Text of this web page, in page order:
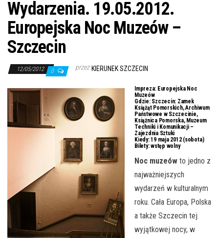
Wydarzenia. 19.05.2012.
Europejska Noc Muzeów –
Szczecin
12/05/2012 0 przez KIERUNEK SZCZECIN
Impreza: Europejska Noc
Muzeów
Gdzie:Szczecin: Zamek
Książąt Pomorskich, Archiwum
Państwowe w Szczecinie,
Książnica Pomorska, Muzeum
Techniki i Komunikacji –
Zajezdnia Sztuki
Kiedy:19 maja 2012 (sobota)
Bilety:wstęp wolny
Noc muzeów to jedno z
najważniejszych
wydarzeń w kulturalnym
roku. Cała Europa, Polska
a także Szczecin tej
wyjątkowej nocy, w